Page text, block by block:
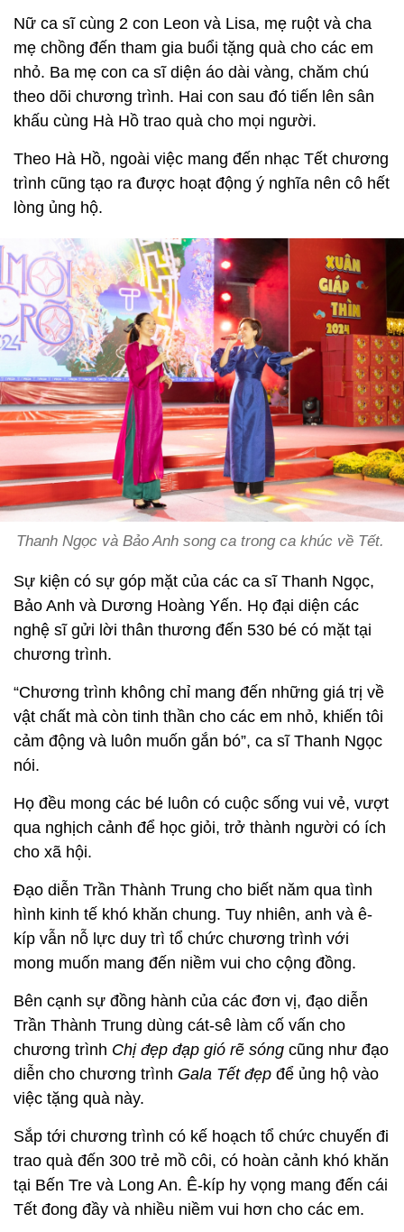
Nữ ca sĩ cùng 2 con Leon và Lisa, mẹ ruột và cha
mẹ chồng đến tham gia buổi tặng quà cho các em
nhỏ. Ba mẹ con ca sĩ diện áo dài vàng, chăm chú
theo dõi chương trình. Hai con sau đó tiến lên sân
khấu cùng Hà Hồ trao quà cho mọi người.
Theo Hà Hồ, ngoài việc mang đến nhạc Tết chương
trình cũng tạo ra được hoạt động ý nghĩa nên cô hết
lòng ủng hộ.
Thanh Ngọc và Bảo Anh song ca trong ca khúc về Tết.
Sự kiện có sự góp mặt của các ca sĩ Thanh Ngọc,
Bảo Anh và Dương Hoàng Yến. Họ đại diện các
nghệ sĩ gửi lời thân thương đến 530 bé có mặt tại
chương trình.
“Chương trình không chỉ mang đến những giá trị về
vật chất mà còn tinh thần cho các em nhỏ, khiến tôi
cảm động và luôn muốn gắn bó”, ca sĩ Thanh Ngọc
nói.
Họ đều mong các bé luôn có cuộc sống vui vẻ, vượt
qua nghịch cảnh để học giỏi, trở thành người có ích
cho xã hội.
Đạo diễn Trần Thành Trung cho biết năm qua tình
hình kinh tế khó khăn chung. Tuy nhiên, anh và ê-
kíp vẫn nỗ lực duy trì tổ chức chương trình với
mong muốn mang đến niềm vui cho cộng đồng.
Bên cạnh sự đồng hành của các đơn vị, đạo diễn
Trần Thành Trung dùng cát-sê làm cố vấn cho
chương trình Chị đẹp đạp gió rẽ sóng cũng như đạo
diễn cho chương trình Gala Tết đẹp để ủng hộ vào
việc tặng quà này.
Sắp tới chương trình có kế hoạch tổ chức chuyến đi
trao quà đến 300 trẻ mồ côi, có hoàn cảnh khó khăn
tại Bến Tre và Long An. Ê-kíp hy vọng mang đến cái
Tết đong đầy và nhiều niềm vui hơn cho các em.